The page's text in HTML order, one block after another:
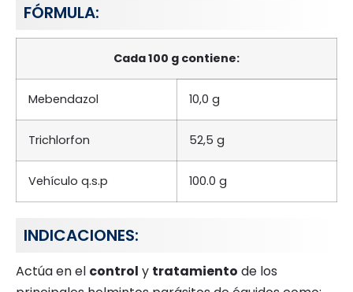
FÓRMULA:
Cada 100 g contiene:
Mebendazol 10,0 g
Trichlorfon 52,5 g
Vehículo q.s.p 100.0 g
INDICACIONES:
Actúa en el control y tratamiento de los